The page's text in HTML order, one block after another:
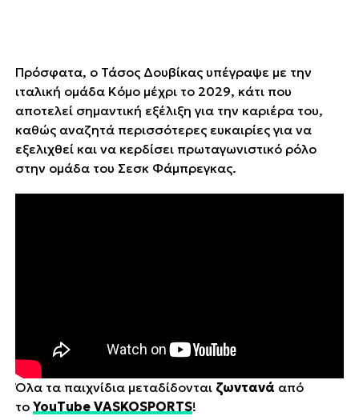
Πρόσφατα, ο Τάσος Δουβίκας υπέγραψε με την
ιταλική ομάδα Κόμο μέχρι το 2029, κάτι που
αποτελεί σημαντική εξέλιξη για την καριέρα του,
καθώς αναζητά περισσότερες ευκαιρίες για να
εξελιχθεί και να κερδίσει πρωταγωνιστικό ρόλο
στην ομάδα του Σεσκ Φάμπρεγκας.
Όλα τα παιχνίδια μεταδίδονται ζωντανά από
το YouTube VASKOSPORTS!